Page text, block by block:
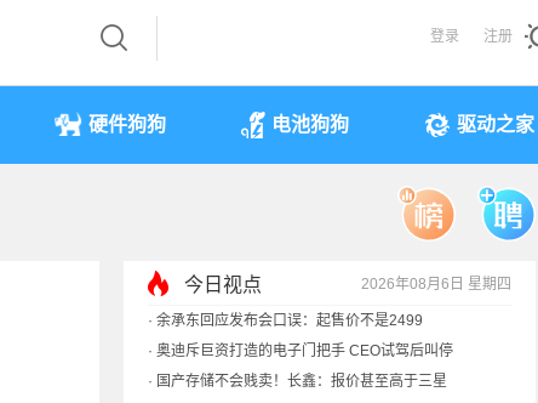
登录 注册
硬件狗狗 电池狗狗 驱动之家
今日视点 2026年08月6日 星期四
· 余承东回应发布会口误：起售价不是2499
· 奥迪斥巨资打造的电子门把手 CEO试驾后叫停
· 国产存储不会贱卖！长鑫：报价甚至高于三星